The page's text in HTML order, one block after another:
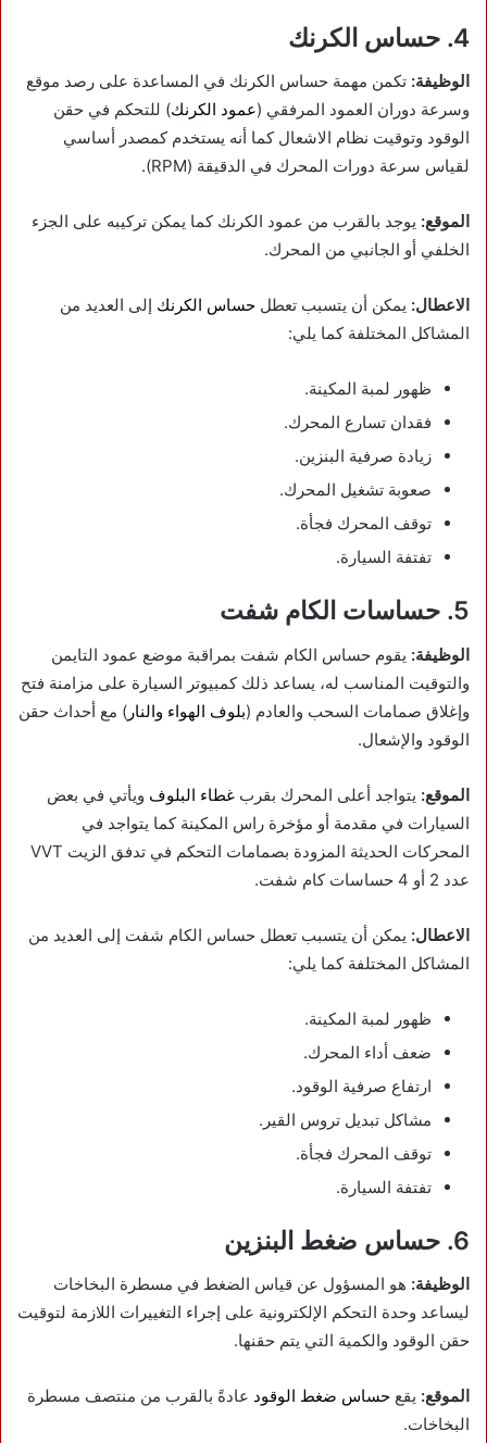
4. حساس الكرنك
الوظيفة: تكمن مهمة حساس الكرنك في المساعدة على رصد موقع
وسرعة دوران العمود المرفقي (عمود الكرنك) للتحكم في حقن
الوقود وتوقيت نظام الاشعال كما أنه يستخدم كمصدر أساسي
لقياس سرعة دورات المحرك في الدقيقة (RPM).
الموقع: يوجد بالقرب من عمود الكرنك كما يمكن تركيبه على الجزء
الخلفي أو الجانبي من المحرك.
الاعطال: يمكن أن يتسبب تعطل حساس الكرنك إلى العديد من
المشاكل المختلفة كما يلي:
ظهور لمبة المكينة.
فقدان تسارع المحرك.
زيادة صرفية البنزين.
صعوبة تشغيل المحرك.
توقف المحرك فجأة.
تفتفة السيارة.
5. حساسات الكام شفت
الوظيفة: يقوم حساس الكام شفت بمراقبة موضع عمود التايمن
والتوقيت المناسب له، يساعد ذلك كمبيوتر السيارة على مزامنة فتح
وإغلاق صمامات السحب والعادم (بلوف الهواء والنار ) مع أحداث حقن
الوقود والإشعال.
الموقع: يتواجد أعلى المحرك بقرب غطاء البلوف ويأتي في بعض
السيارات في مقدمة أو مؤخرة راس المكينة كما يتواجد في
المحركات الحديثة المزودة بصمامات التحكم في تدفق الزيت VVT
عدد 2 أو 4 حساسات كام شفت.
الاعطال: يمكن أن يتسبب تعطل حساس الكام شفت إلى العديد من
المشاكل المختلفة كما يلي:
ظهور لمبة المكينة.
ضعف أداء المحرك.
ارتفاع صرفية الوقود.
مشاكل تبديل تروس القير.
توقف المحرك فجأة.
تفتفة السيارة.
6. حساس ضغط البنزين
الوظيفة: هو المسؤول عن قياس الضغط في مسطرة البخاخات
ليساعد وحدة التحكم الإلكترونية على إجراء التغييرات اللازمة لتوقيت
حقن الوقود والكمية التي يتم حقنها.
الموقع: يقع حساس ضغط الوقود عادةً بالقرب من منتصف مسطرة
البخاخات.